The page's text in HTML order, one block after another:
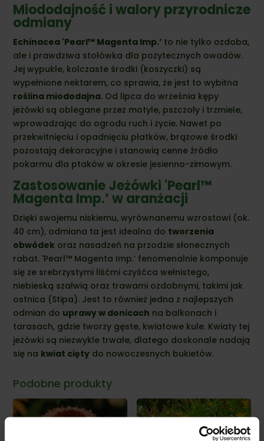
Miododajność i walory przyrodnicze
odmiany
Echinacea 'Pearl™ Magenta Imp.’ to nie tylko ozdoba,
ale i prawdziwa stołówka dla pożytecznych owadów.
Jej wypukłe, kolczaste środki (koszyczki) są
wypełnione nektarem, co sprawia, że jest to wybitna
roślina miododajna. Od lipca do września kępy
jeżówki są oblegane przez motyle, pszczoły i trzmiele,
wprowadzając do ogrodu ruch i życie. Nawet po
przekwitnięciu i opadnięciu płatków, brązowe środki
pozostają dekoracyjne i stanowią cenne źródło
pokarmu dla ptaków w okresie jesienno-zimowym.
Zastosowanie Jeżówki 'Pearl™
Magenta Imp.’ w aranżacji
Dzięki swojemu niskiemu, wyrównanemu wzrostowi (ok.
40 cm), odmiana ta jest idealna do tworzenia
obwódek oraz nasadzeń na przodzie słonecznych
rabat. 'Pearl™ Magenta Imp.’ fenomenalnie komponuje
się ze srebrzystymi liśćmi czyśćca wełnistego,
niebieską szałwią oraz trawami ozdobnymi, takimi jak
ostnica (Stipa). Jest to również jedna z najlepszych
odmian do uprawy w donicach na balkonach i
tarasach, gdzie tworzy gęste, kwiatowe kule. Kwiaty tej
jeżówki są niezwykle trwałe, dlatego doskonale nadają
się na kwiat cięty do nowoczesnych bukietów.
Podobne produkty